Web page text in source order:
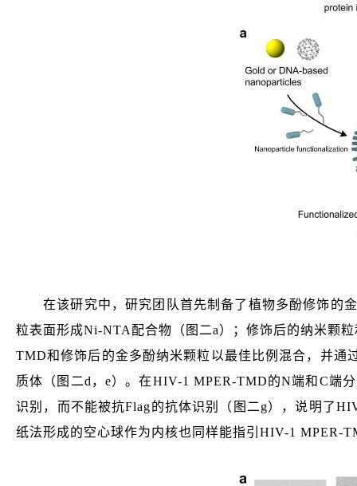
在该研究中，研究团队首先制备了植物多酚修饰的
粒表面形成Ni-NTA配合物（图二a）；修饰后的纳米颗
TMD和修饰后的金多酚纳米颗粒以最佳比例混合，并通
质体（图二d，e）。在HIV-1 MPER-TMD的N端和C端
识别，而不能被抗Flag的抗体识别（图二g），说明了
纸法形成的空心球作为内核也同样能指引HIV-1 MPER-